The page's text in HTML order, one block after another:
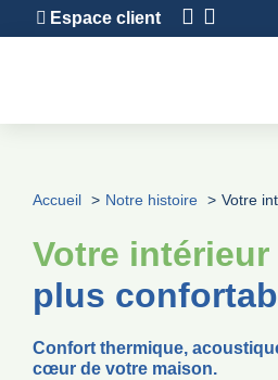
Espace client
Accueil Notre histoire Votre
Votre intérieur
plus
Confort thermique,
cœur de votre maison.